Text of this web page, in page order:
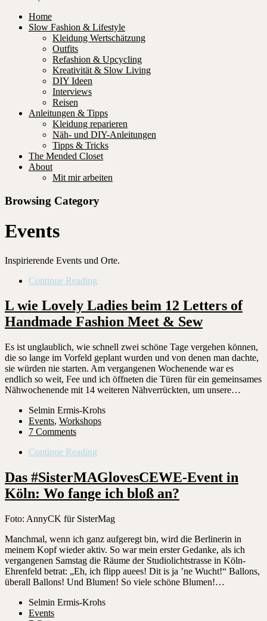
Home
Slow Fashion & Lifestyle
Kleidung Wertschätzung
Outfits
Refashion & Upcycling
Kreativität & Slow Living
DIY Ideen
Interviews
Reisen
Anleitungen & Tipps
Kleidung reparieren
Näh- und DIY-Anleitungen
Tipps & Tricks
The Mended Closet
About
Mit mir arbeiten
Browsing Category
Events
Inspirierende Events und Orte.
Continue Reading
L wie Lovely Ladies beim 12 Letters of
Handmade Fashion Meet & Sew
Es ist unglaublich, wie schnell zwei schöne Tage vergehen können,
die so lange im Vorfeld geplant wurden und von denen man dachte,
sie würden nie starten. Am vergangenen Wochenende war es
endlich so weit, Fee und ich öffneten die Türen für ein gemeinsames
Nähwochenende mit 14 weiteren Nähverrückten, um unsere…
Selmin Ermis-Krohs
Events, Workshops
7 Comments
Continue Reading
Das #SisterMAGlovesCEWE-Event in
Köln: Wo fange ich bloß an?
Foto: AnnyCK für SisterMag
Manchmal, wenn ich ganz aufgeregt bin, wird die Berlinerin in
meinem Kopf wieder aktiv. So war mein erster Gedanke, als ich
vergangenen Samstag die Räume der Studiolichtstrasse in Köln-
Ehrenfeld betrat: „Eh, ich flipp auees! Dit is ja ’ne Wucht!“ Ballons,
überall Ballons! Und Blumen! So viele schöne Blumen!…
Selmin Ermis-Krohs
Events